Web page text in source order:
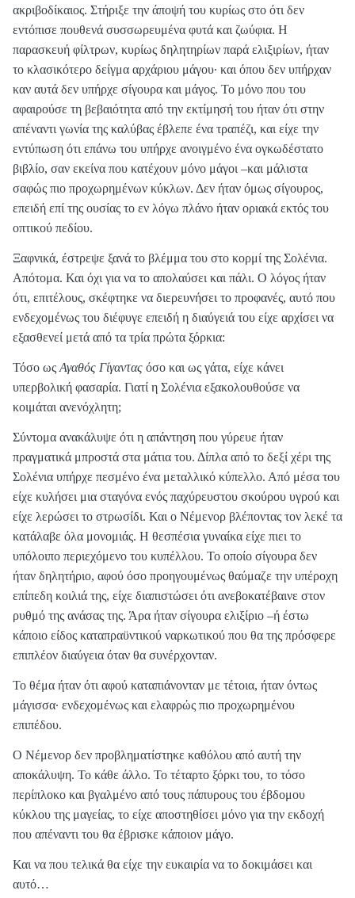
ακριβοδίκαιος. Στήριξε την άποψή του κυρίως στο ότι δεν
εντόπισε πουθενά συσσωρευμένα φυτά και ζωύφια. Η
παρασκευή φίλτρων, κυρίως δηλητηρίων παρά ελιξιρίων, ήταν
το κλασικότερο δείγμα αρχάριου μάγου· και όπου δεν υπήρχαν
καν αυτά δεν υπήρχε σίγουρα και μάγος. Το μόνο που του
αφαιρούσε τη βεβαιότητα από την εκτίμησή του ήταν ότι στην
απέναντι γωνία της καλύβας έβλεπε ένα τραπέζι, και είχε την
εντύπωση ότι επάνω του υπήρχε ανοιγμένο ένα ογκωδέστατο
βιβλίο, σαν εκείνα που κατέχουν μόνο μάγοι –και μάλιστα
σαφώς πιο προχωρημένων κύκλων. Δεν ήταν όμως σίγουρος,
επειδή επί της ουσίας το εν λόγω πλάνο ήταν οριακά εκτός του
οπτικού πεδίου.
Ξαφνικά, έστρεψε ξανά το βλέμμα του στο κορμί της Σολένια.
Απότομα. Και όχι για να το απολαύσει και πάλι. Ο λόγος ήταν
ότι, επιτέλους, σκέφτηκε να διερευνήσει το προφανές, αυτό που
ενδεχομένως του διέφυγε επειδή η διαύγειά του είχε αρχίσει να
εξασθενεί μετά από τα τρία πρώτα ξόρκια:
Τόσο ως Αγαθός Γίγαντας όσο και ως γάτα, είχε κάνει
υπερβολική φασαρία. Γιατί η Σολένια εξακολουθούσε να
κοιμάται ανενόχλητη;
Σύντομα ανακάλυψε ότι η απάντηση που γύρευε ήταν
πραγματικά μπροστά στα μάτια του. Δίπλα από το δεξί χέρι της
Σολένια υπήρχε πεσμένο ένα μεταλλικό κύπελλο. Από μέσα του
είχε κυλήσει μια σταγόνα ενός παχύρευστου σκούρου υγρού και
είχε λερώσει το στρωσίδι. Και ο Νέμενορ βλέποντας τον λεκέ τα
κατάλαβε όλα μονομιάς. Η θεσπέσια γυναίκα είχε πιει το
υπόλοιπο περιεχόμενο του κυπέλλου. Το οποίο σίγουρα δεν
ήταν δηλητήριο, αφού όσο προηγουμένως θαύμαζε την υπέροχη
επίπεδη κοιλιά της, είχε διαπιστώσει ότι ανεβοκατέβαινε στον
ρυθμό της ανάσας της. Άρα ήταν σίγουρα ελιξίριο –ή έστω
κάποιο είδος καταπραϋντικού ναρκωτικού που θα της πρόσφερε
επιπλέον διαύγεια όταν θα συνέρχονταν.
Το θέμα ήταν ότι αφού καταπιάνονταν με τέτοια, ήταν όντως
μάγισσα· ενδεχομένως και ελαφρώς πιο προχωρημένου
επιπέδου.
Ο Νέμενορ δεν προβληματίστηκε καθόλου από αυτή την
αποκάλυψη. Το κάθε άλλο. Το τέταρτο ξόρκι του, το τόσο
περίπλοκο και βγαλμένο από τους πάπυρους του έβδομου
κύκλου της μαγείας, το είχε αποστηθίσει μόνο για την εκδοχή
που απέναντι του θα έβρισκε κάποιον μάγο.
Και να που τελικά θα είχε την ευκαιρία να το δοκιμάσει και
αυτό…